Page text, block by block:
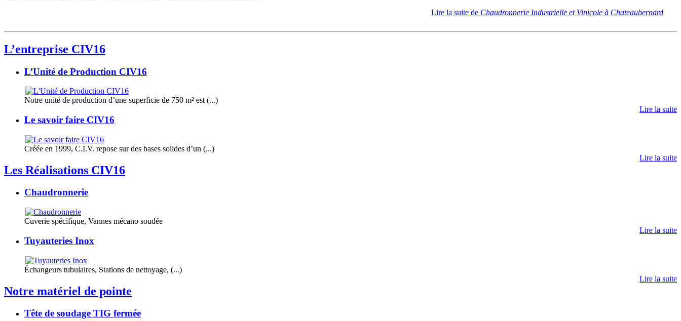
Lire la suite de Chaudronnerie Industrielle et Vinicole à Chateaubernard
L’entreprise CIV16
L’Unité de Production CIV16
Notre unité de production d’une superficie de 750 m² est (...)
Lire la suite
Le savoir faire CIV16
Créée en 1999, C.I.V. repose sur des bases solides d’un (...)
Lire la suite
Les Réalisations CIV16
Chaudronnerie
Cuverie spécifique, Vannes mécano soudée
Lire la suite
Tuyauteries Inox
Échangeurs tubulaires, Stations de nettoyage, (...)
Lire la suite
Notre matériel de pointe
Tête de soudage TIG fermée